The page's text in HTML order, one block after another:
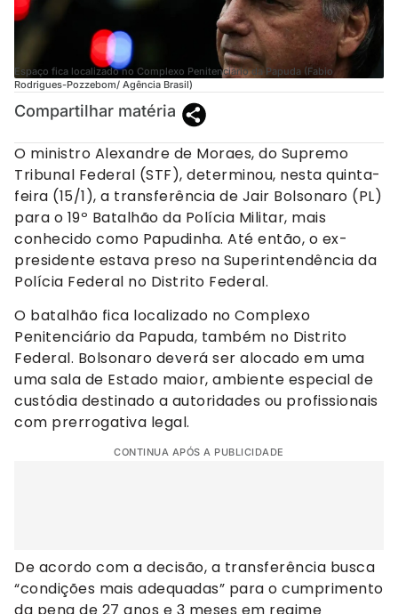
Espaço fica localizado no Complexo Penitenciário da Papuda (Fabio
Rodrigues-Pozzebom/ Agência Brasil)
Compartilhar matéria
O ministro Alexandre de Moraes, do Supremo
Tribunal Federal (STF), determinou, nesta quinta-
feira (15/1), a transferência de Jair Bolsonaro (PL)
para o 19º Batalhão da Polícia Militar, mais
conhecido como Papudinha. Até então, o ex-
presidente estava preso na Superintendência da
Polícia Federal no Distrito Federal.
O batalhão fica localizado no Complexo
Penitenciário da Papuda, também no Distrito
Federal. Bolsonaro deverá ser alocado em uma
uma sala de Estado maior, ambiente especial de
custódia destinado a autoridades ou profissionais
com prerrogativa legal.
CONTINUA APÓS A PUBLICIDADE
De acordo com a decisão, a transferência busca
“condições mais adequadas” para o cumprimento